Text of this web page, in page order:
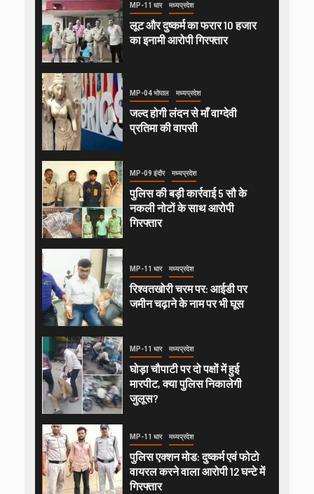
MP-11 धार मध्यप्रदेश
लूट और दुष्कर्म का फरार 10 हजार
का इनामी आरोपी गिरफ्तार
MP-04 भोपाल मध्यप्रदेश
जल्द होगी लंदन से माँ वाग्देवी
प्रतिमा की वापसी
MP-09 इंदौर मध्यप्रदेश
पुलिस की बड़ी कार्रवाई 5 सौ के
नकली नोटों के साथ आरोपी
गिरफ्तार
MP-11 धार मध्यप्रदेश
रिश्वतखोरी चरम पर: आईडी पर
जमीन चढ़ाने के नाम पर भी घूस
MP-11 धार मध्यप्रदेश
घोड़ा चौपाटी पर दो पक्षों में हुई
मारपीट, क्या पुलिस निकालेगी
जुलूस?
MP-11 धार मध्यप्रदेश
पुलिस एक्शन मोड: दुष्कर्म एवं फोटो
वायरल करने वाला आरोपी 12 घन्टे में
गिरफ्तार